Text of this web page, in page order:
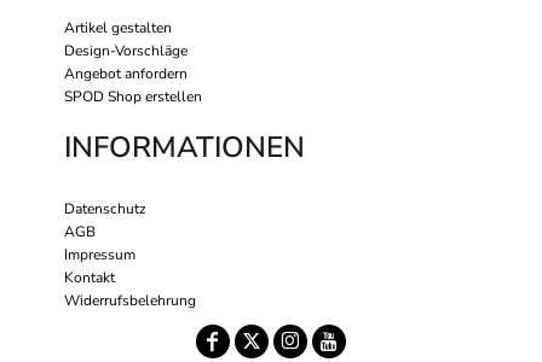
Artikel gestalten
Design-Vorschläge
Angebot anfordern
SPOD Shop erstellen
INFORMATIONEN
Datenschutz
AGB
Impressum
Kontakt
Widerrufsbelehrung